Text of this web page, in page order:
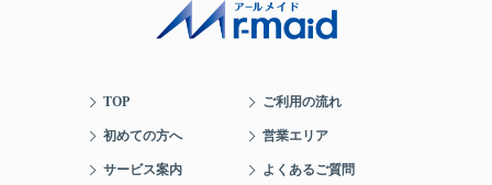
TOP ご利用の流れ
初めての方へ 営業エリア
サービス案内 よくあるご質問